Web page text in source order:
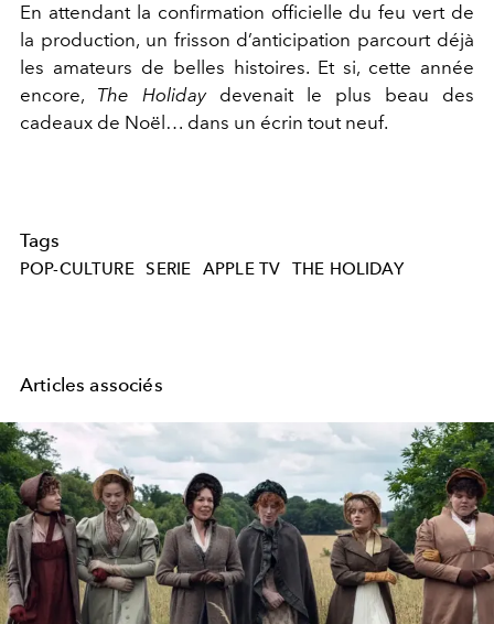
En attendant la confirmation officielle du feu vert de
la production, un frisson d’anticipation parcourt déjà
les amateurs de belles histoires. Et si, cette année
encore, The Holidaydevenait le plus beau des
cadeaux de Noël… dans un écrin tout neuf.
Tags
POP-CULTURE SERIE APPLE TV THE HOLIDAY
Articles associés